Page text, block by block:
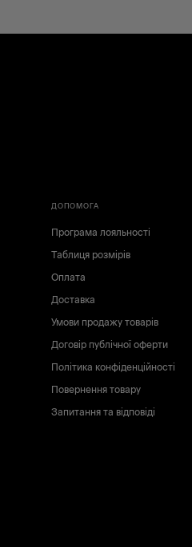
ДОПОМОГА
Програма лояльності
Таблиця розмірів
Оплата
Доставка
Умови продажу товарів
Договір публічної оферти
Політика конфіденційності
Повернення товару
Запитання та відповіді